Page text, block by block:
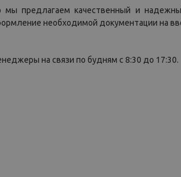
предлагаем качественный и
необходимой документации на
на связи по будням с 8:30 до 17:30.